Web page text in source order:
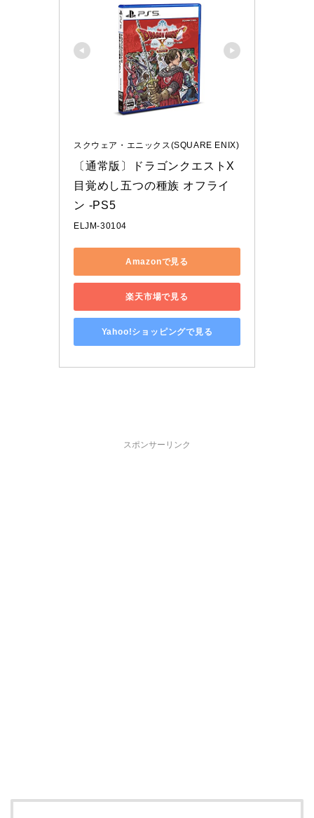
スクウェア・エニックス(SQUARE ENIX)
〔通常版〕ドラゴンクエストX
目覚めし五つの種族 オフライ
ン -PS5
ELJM-30104
Amazonで見る
楽天市場で見る
Yahoo!ショッピングで見る
スポンサーリンク